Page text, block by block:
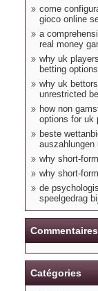
come
gioco online
a
real money
why uk
betting options
why uk
unrestricted
how non
options for uk
beste
auszahlungen
why short-
why short-
de
speelgedrag
Catégories